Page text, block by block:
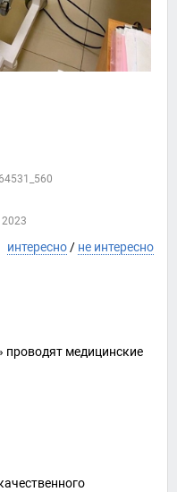
интересно/ не интересно
проводят медицинские